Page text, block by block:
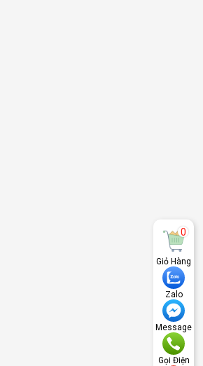
0
Giỏ Hàng
Zalo
Message
Gọi Điện